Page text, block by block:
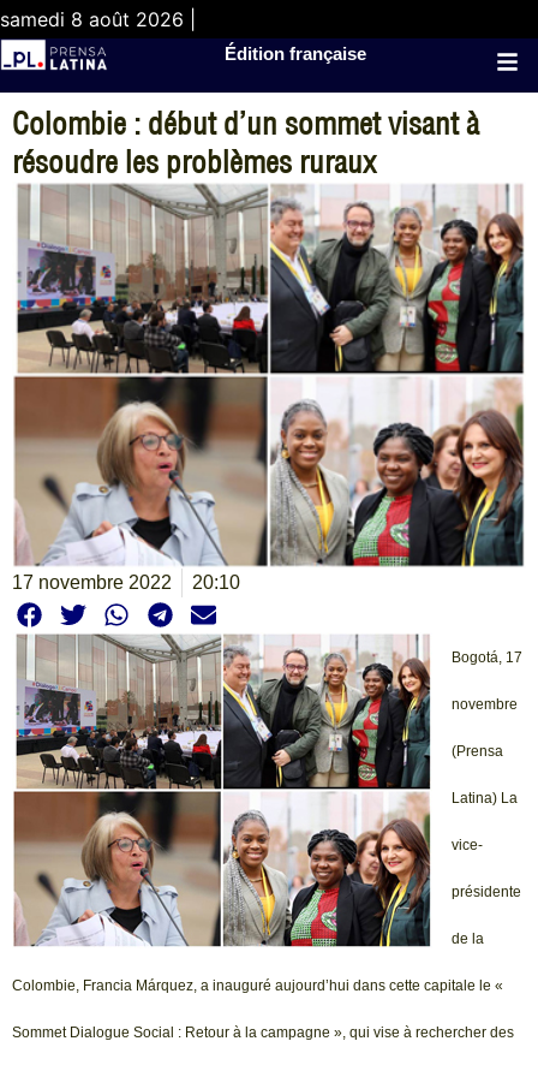
samedi 8 août 2026 |
Édition française
Colombie : début d’un sommet visant à
résoudre les problèmes ruraux
17 novembre 2022 20:10
Bogotá, 17
novembre
(Prensa
Latina) La
vice-
présidente
de la
Colombie, Francia Márquez, a inauguré aujourd’hui dans cette capitale le «
Sommet Dialogue Social : Retour à la campagne », qui vise à rechercher des